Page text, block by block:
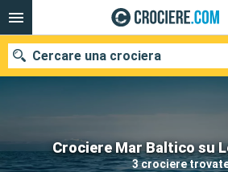
Crociere Mar Baltico su
3 crociere
Cercare una crociera
Le nostre destinazioni